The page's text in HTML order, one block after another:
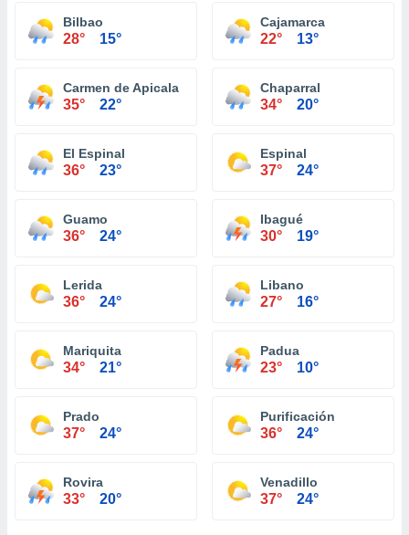
Bilbao
28° 15°
Cajamarca
22° 13°
Carmen de Apicala
35° 22°
Chaparral
34° 20°
El Espinal
36° 23°
Espinal
37° 24°
Guamo
36° 24°
Ibagué
30° 19°
Lerida
36° 24°
Libano
27° 16°
Mariquita
34° 21°
Padua
23° 10°
Prado
37° 24°
Purificación
36° 24°
Rovira
33° 20°
Venadillo
37° 24°